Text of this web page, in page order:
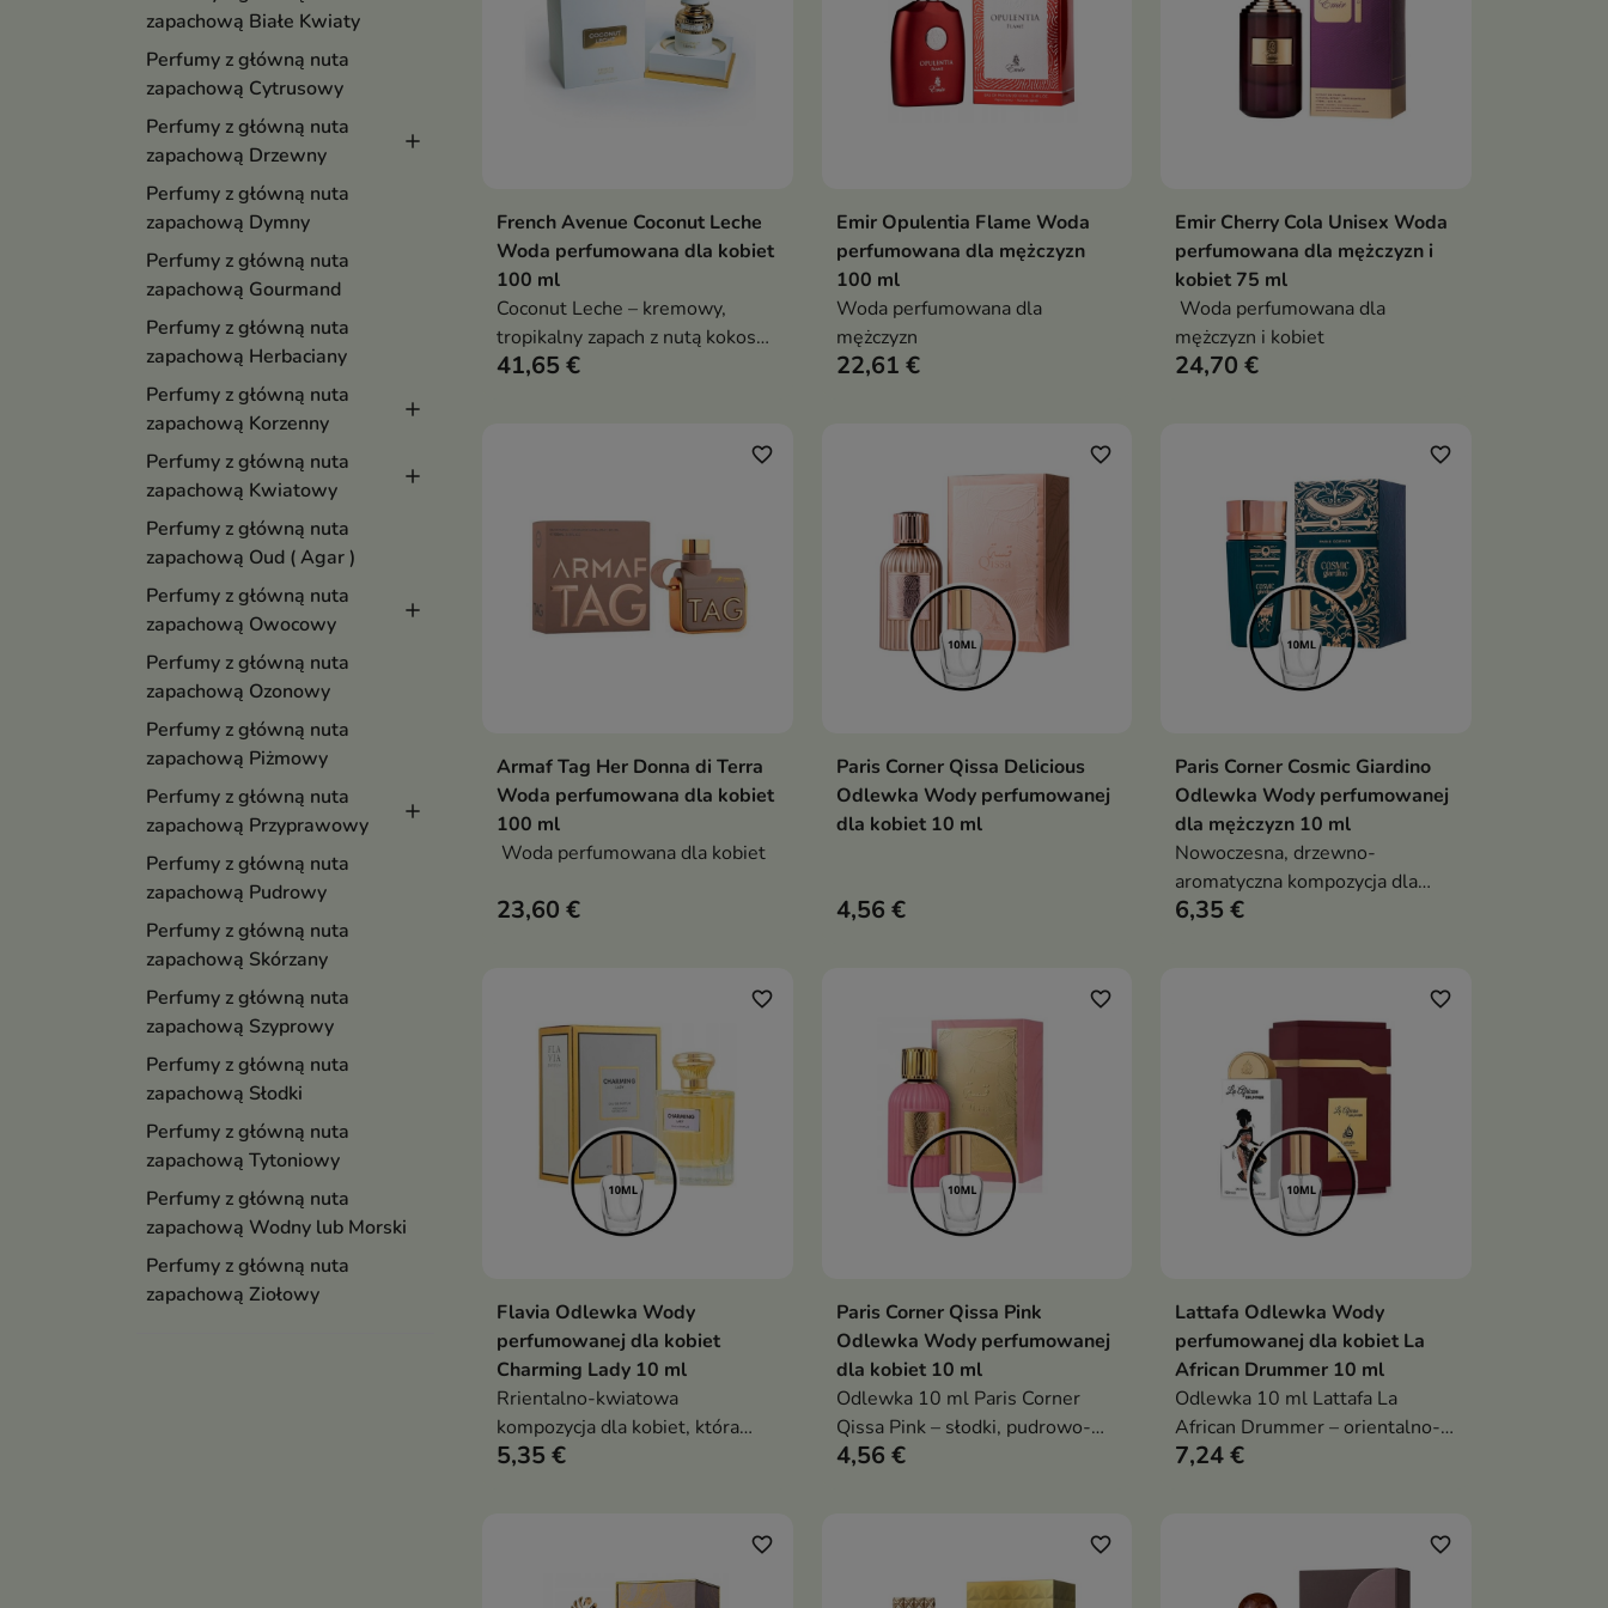
zapachową Białe Kwiaty
Perfumy z główną nuta
zapachową Cytrusowy
Perfumy z główną nuta
zapachową Drzewny
Perfumy z główną nuta
zapachową Dymny
Perfumy z główną nuta
zapachową Gourmand
Perfumy z główną nuta
zapachową Herbaciany
Perfumy z główną nuta
zapachową Korzenny
Perfumy z główną nuta
zapachową Kwiatowy
Perfumy z główną nuta
zapachową Oud ( Agar )
Perfumy z główną nuta
zapachową Owocowy
Perfumy z główną nuta
zapachową Ozonowy
Perfumy z główną nuta
zapachową Piżmowy
Perfumy z główną nuta
zapachową Przyprawowy
Perfumy z główną nuta
zapachową Pudrowy
Perfumy z główną nuta
zapachową Skórzany
Perfumy z główną nuta
zapachową Szyprowy
Perfumy z główną nuta
zapachową Słodki
Perfumy z główną nuta
zapachową Tytoniowy
Perfumy z główną nuta
zapachową Wodny lub Morski
Perfumy z główną nuta
zapachową Ziołowy
Dodaj do koszyka
French Avenue Coconut Leche
Woda perfumowana dla kobiet
100 ml
Coconut Leche – kremowy,
tropikalny zapach z nutą kokosa,
otulony kwiatowym sercem i
41,65 €
Dodaj do koszyka
Emir Opulentia Flame Woda
perfumowana dla mężczyzn
100 ml
Woda perfumowana dla
mężczyzn
22,61 €
 Dodaj do koszyka
Emir Cherry Cola Unisex Woda
perfumowana dla mężczyzn i
kobiet 75 ml
Woda perfumowana dla
mężczyzn i kobiet
24,70 €
Dodaj do koszyka
favorite_border
Armaf Tag Her Donna di Terra
Woda perfumowana dla kobiet
100 ml
Woda perfumowana dla kobiet
23,60 €
Dodaj do koszyka
favorite_border
Paris Corner Qissa Delicious
Odlewka Wody perfumowanej
dla kobiet 10 ml
4,56 €
 Dodaj do koszyka
favorite_border
Paris Corner Cosmic Giardino
Odlewka Wody perfumowanej
dla mężczyzn 10 ml
Nowoczesna, drzewno-
aromatyczna kompozycja dla
mężczyzn, łącząca mleczną
sandałowca i ambroksanu
6,35 €
Dodaj do koszyka
favorite_border
Flavia Odlewka Wody
perfumowanej dla kobiet
Charming Lady 10 ml
Rrientalno-kwiatowa
kompozycja dla kobiet, która
łączy świeżą cytrusową
jaśminu i waniliowo-paczulowej
5,35 €
Dodaj do koszyka
favorite_border
Paris Corner Qissa Pink
Odlewka Wody perfumowanej
dla kobiet 10 ml
Odlewka 10 ml Paris Corner
Qissa Pink – słodki, pudrowo-
kwiatowy, orientalno-waniliowy
4,56 €
Dodaj do koszyka
favorite_border
Lattafa Odlewka Wody
perfumowanej dla kobiet La
African Drummer 10 ml
Odlewka 10 ml Lattafa La
African Drummer – orientalno-
kwiatowy, zmysłowy zapach dla
7,24 €
favorite_border favorite_border favorite_border